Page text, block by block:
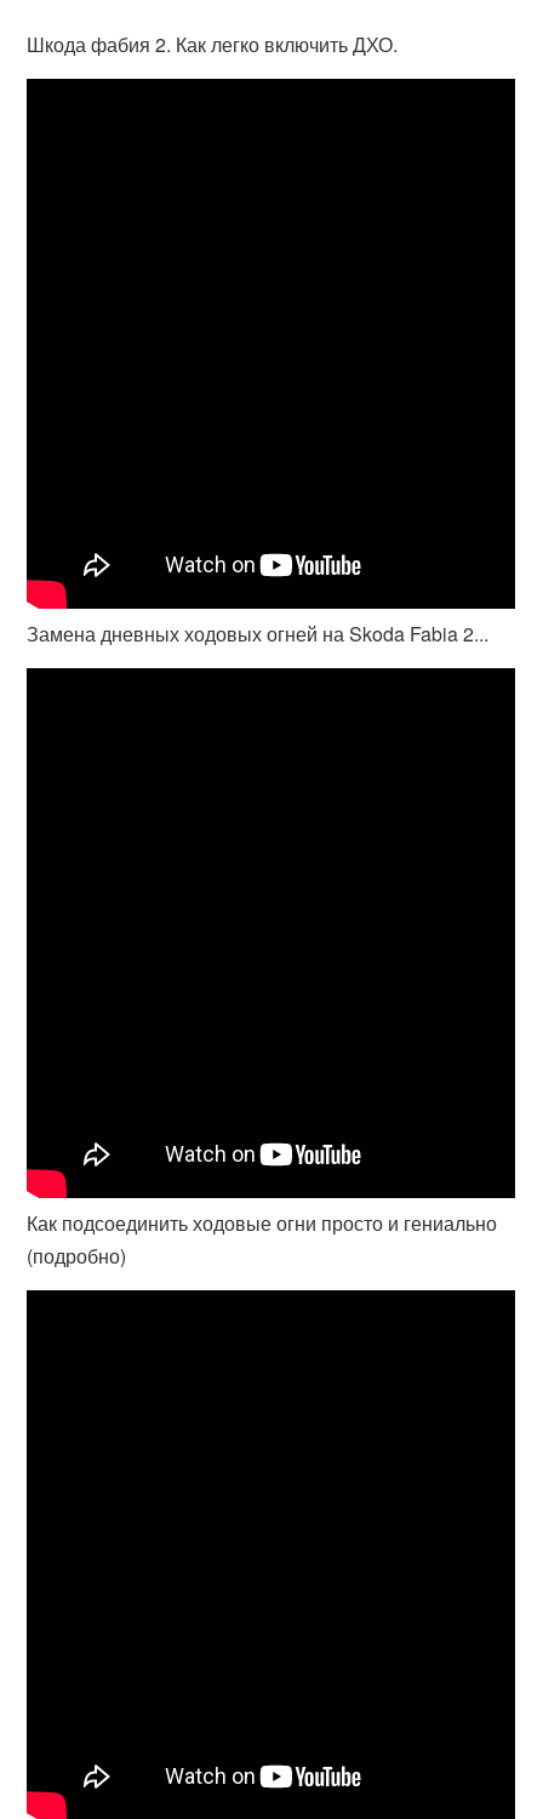
Шкода фабия 2. Как легко включить ДХО.
Замена дневных ходовых огней на Skoda Fabia 2...
Как подсоединить ходовые огни просто и гениально
(подробно)